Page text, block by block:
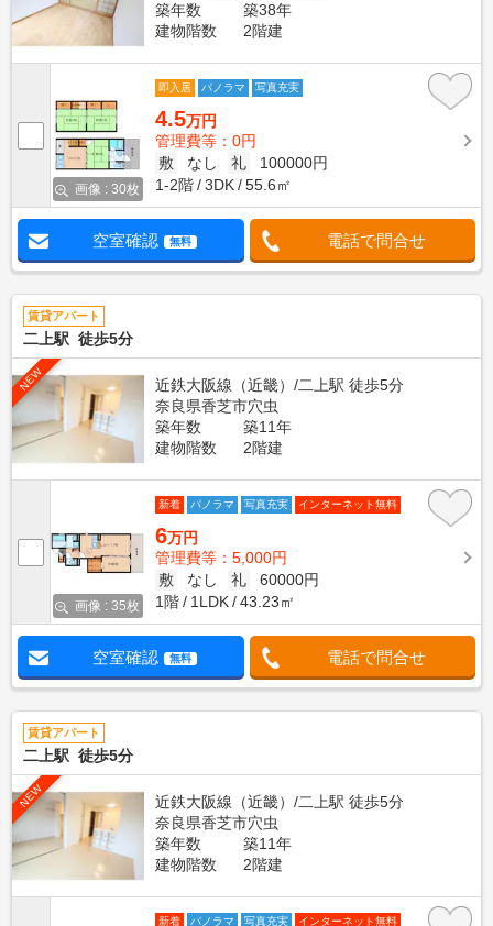
築年数
築38年
建物階数
2階建
画像 : 30枚
即入居 パノラマ 写真充実
4.5万円
管理費等：0円
敷
なし 礼
100000円
1-2階
3DK 55.6㎡
空室確認 無料 電話で問合せ
賃貸アパート
二上駅 徒歩5分
NEW
近鉄大阪線（近畿）/二上駅 徒歩5分
奈良県香芝市穴虫
築年数
築11年
建物階数
2階建
画像 : 35枚
新着 パノラマ 写真充実 インターネット無料
6万円
管理費等：5,000円
敷
なし 礼
60000円
1階
1LDK 43.23㎡
空室確認 無料 電話で問合せ
賃貸アパート
二上駅 徒歩5分
NEW
近鉄大阪線（近畿）/二上駅 徒歩5分
奈良県香芝市穴虫
築年数
築11年
建物階数
2階建
新着 パノラマ 写真充実 インターネット無料